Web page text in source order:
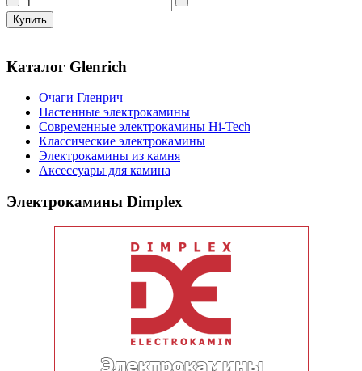
Каталог Glenrich
Очаги Гленрич
Настенные электрокамины
Современные электрокамины Hi-Tech
Классические электрокамины
Электрокамины из камня
Аксессуары для камина
Электрокамины Dimplex